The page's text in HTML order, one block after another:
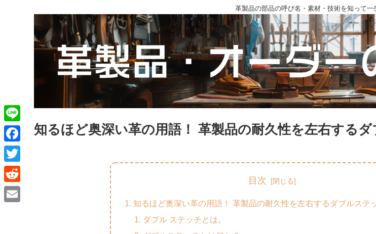
革製品の部品の呼び名・素材・技術を知って一
知るほど奥深い革の用語！ 革製品の耐久性を左右する
目次
知るほど奥深い革の用語！ 革製品の耐久性を左右するダブルステ
ダブル ステッチとは。
L
i
n
e
F
a
c
e
T
w
i
R